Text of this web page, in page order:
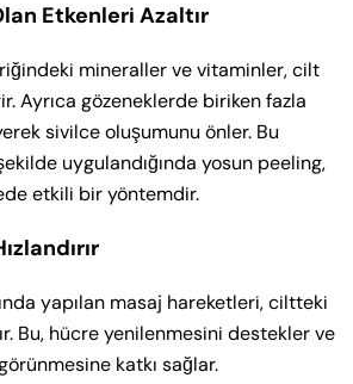
Etkenleri Azaltır
mineraller ve vitaminler, cilt
Ayrıca gözeneklerde biriken fazla
sivilce oluşumunu önler. Bu
uygulandığında yosun peeling,
etkili bir yöntemdir.
yapılan masaj hareketleri, ciltteki
Bu, hücre yenilenmesini destekler ve
katkı sağlar.